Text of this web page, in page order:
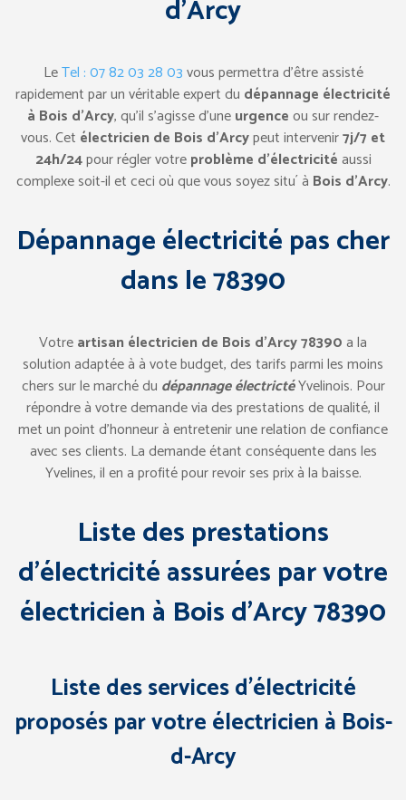
d’Arcy
LeTel : 07 82 03 28 03vous permettra d’être assisté
rapidement par un véritable expert du dépannage électricité
à Bois d’Arcy, qu’il s’agisse d’uneurgenceou sur rendez-
vous. Cet électricien de Bois d’Arcypeut intervenir7j/7 et
24h/24pour régler votreproblème d’électricitéaussi
complexe soit-il et ceci où que vous soyez situ´ à Bois d’Arcy.
Dépannage électricité pas cher
dans le 78390
Votreartisan électricien de Bois d’Arcy 78390a la
solution adaptée à à vote budget, des tarifs parmi les moins
chers sur le marché du dépannage électrictéYvelinois. Pour
répondre à votre demande via des prestations de qualité, il
met un point d’honneur à entretenir une relation de confiance
avec ses clients. La demande étant conséquente dans les
Yvelines, il en a profité pour revoir ses prix à la baisse.
Liste des prestations
d’électricité assurées par votre
électricien à Bois d’Arcy 78390
Liste des services d’électricité
proposés par votre électricien à Bois-
d-Arcy